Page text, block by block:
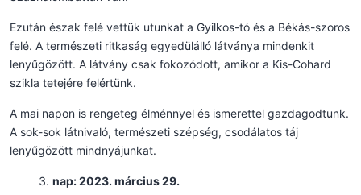
Ezután észak felé vettük utunkat a Gyilkos-tó és a Békás-szoros
felé. A természeti ritkaság egyedülálló látványa mindenkit
lenyűgözött. A látvány csak fokozódott, amikor a Kis-Cohard
szikla tetejére felértünk.
A mai napon is rengeteg élménnyel és ismerettel gazdagodtunk.
A sok-sok látnivaló, természeti szépség, csodálatos táj
lenyűgözött mindnyájunkat.
nap: 2023. március 29.